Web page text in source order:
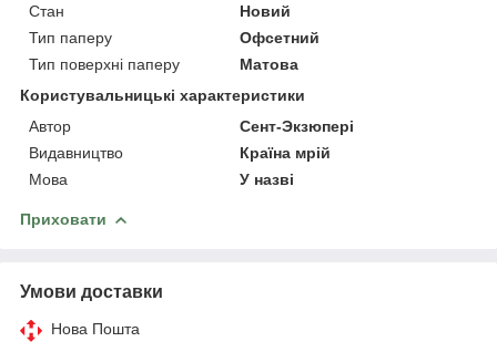
Стан
Новий
Тип паперу
Офсетний
Тип поверхні паперу
Матова
Користувальницькі характеристики
Автор
Сент-Экзюпері
Видавництво
Країна мрій
Мова
У назві
Приховати
Умови доставки
Нова Пошта